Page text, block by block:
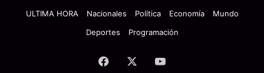
ULTIMA HORA
Nacionales Política Economía
Mundo
Deportes
Programación
Facebook